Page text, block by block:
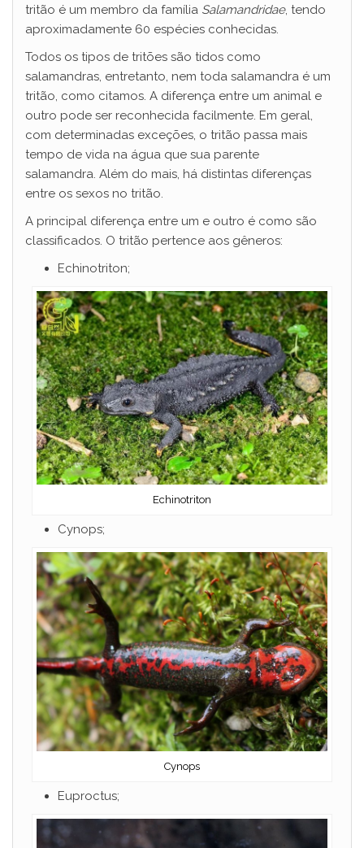
tritão é um membro da família Salamandridae, tendo
aproximadamente 60 espécies conhecidas.
Todos os tipos de tritões são tidos como
salamandras, entretanto, nem toda salamandra é um
tritão, como citamos. A diferença entre um animal e
outro pode ser reconhecida facilmente. Em geral,
com determinadas exceções, o tritão passa mais
tempo de vida na água que sua parente
salamandra. Além do mais, há distintas diferenças
entre os sexos no tritão.
A principal diferença entre um e outro é como são
classificados. O tritão pertence aos gêneros:
Echinotriton;
Echinotriton
Cynops;
Cynops
Euproctus;